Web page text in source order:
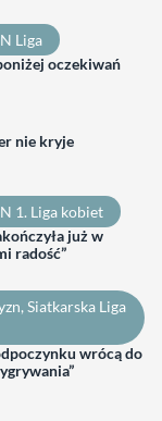
Liga
oczekiwań
nie kryje
1. Liga kobiet
już w
radość”
, Siatkarska Liga
wrócą do